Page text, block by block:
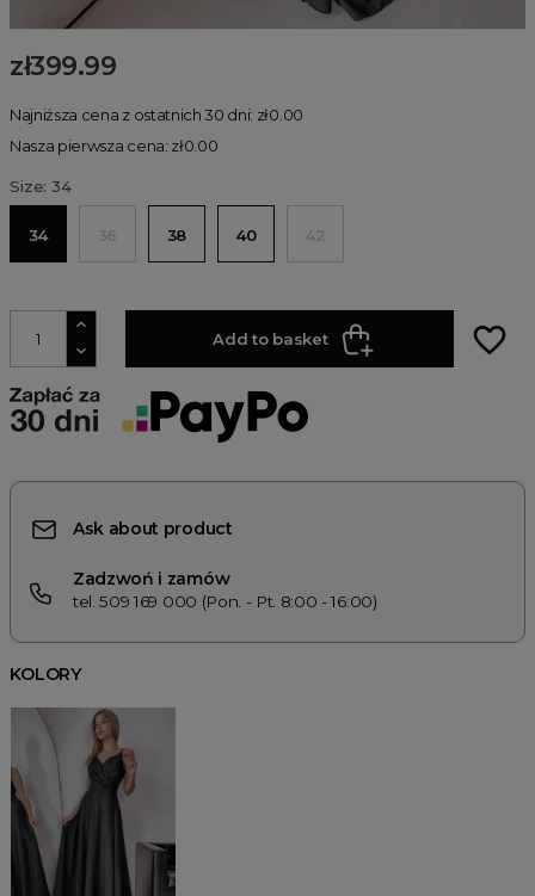
zł399.99
Najniższa cena z ostatnich 30 dni: zł0.00
Nasza pierwsza cena: zł0.00
Size: 34
34 36 38 40 42
Add to basket favorite_border
Ask about product
Zadzwoń i zamów
tel. 509 169 000 (Pon. - Pt. 8:00 - 16:00)
KOLORY